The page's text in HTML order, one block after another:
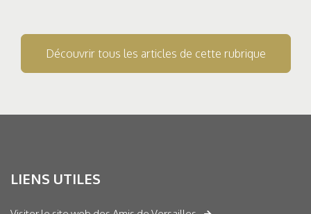
Découvrir tous les articles de cette rubrique
LIENS UTILES